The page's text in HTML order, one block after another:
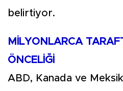
belirtiyor.
MİLYONLARCA
ÖNCELİĞİ
ABD, Kanada ve